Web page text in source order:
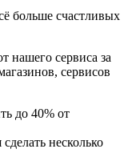
больше счастливых
нашего сервиса за
сервисов
до 40% от
несколько